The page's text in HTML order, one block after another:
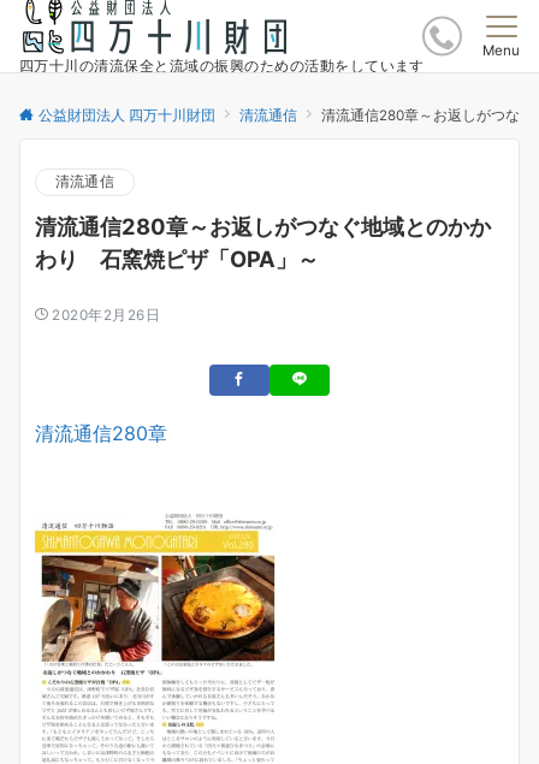
四万十川の清流保全と流域の振興のための活動をしています
Menu
公益財団法人 四万十川財団 清流通信 清流通信280章～お返しがつな
清流通信
清流通信280章～お返しがつなぐ地域とのかか
わり 石窯焼ピザ「OPA」～
2020年2月26日
清流通信280章